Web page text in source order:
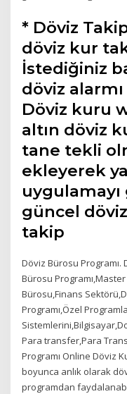
* Döviz
döviz kur
İstediğiniz
döviz
Döviz kuru
altın döviz
tane tekli
ekleyerek
güncel
takip
Döviz Bürosu Programı.
Bürosu
Bürosu,Finans
Programı,Özel
Para transfer,Para
Programı Online Döviz
boyunca anlık olarak
programdan